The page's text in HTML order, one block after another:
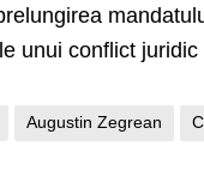
unui conflict
Augustin Zegrean